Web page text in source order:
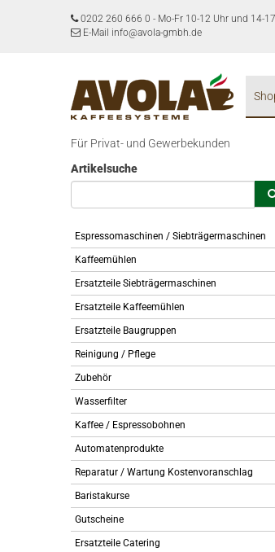
0202 260 666 0 - Mo-Fr 10-12 Uhr und 14-
E-Mail info@avola-gmbh.de
Für Privat- und Gewerbekunden
Artikelsuche
Espressomaschinen / Siebträgermaschinen
Kaffeemühlen
Ersatzteile Siebträgermaschinen
Ersatzteile Kaffeemühlen
Ersatzteile Baugruppen
Reinigung / Pflege
Zubehör
Wasserfilter
Kaffee / Espressobohnen
Automatenprodukte
Reparatur / Wartung Kostenvoranschlag
Baristakurse
Gutscheine
Ersatzteile Catering